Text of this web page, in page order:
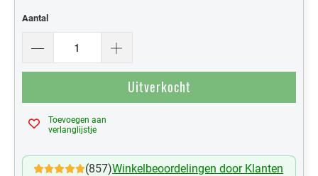
Aantal
Uitverkocht
Toevoegen aan
verlanglijstje
(857)Winkelbeoordelingen door Klanten